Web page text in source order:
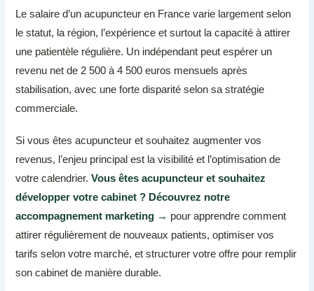
Le salaire d’un acupuncteur en France varie largement selon
le statut, la région, l’expérience et surtout la capacité à attirer
une patientèle régulière. Un indépendant peut espérer un
revenu net de 2 500 à 4 500 euros mensuels après
stabilisation, avec une forte disparité selon sa stratégie
commerciale.
Si vous êtes acupuncteur et souhaitez augmenter vos
revenus, l’enjeu principal est la visibilité et l’optimisation de
votre calendrier.Vous êtes acupuncteur et souhaitez
développer votre cabinet ? Découvrez notre
accompagnement marketing → pour apprendre comment
attirer régulièrement de nouveaux patients, optimiser vos
tarifs selon votre marché, et structurer votre offre pour remplir
son cabinet de manière durable.